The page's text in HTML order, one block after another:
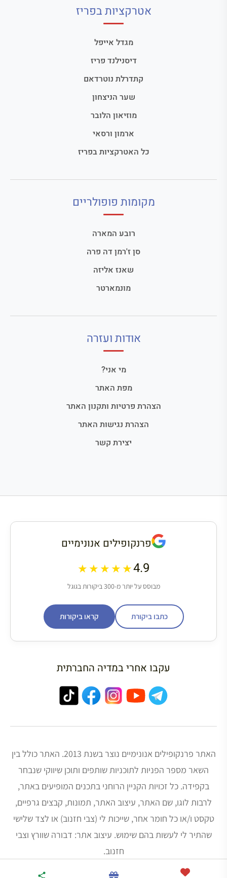
אטרקציות בפריז
מגדל אייפל
דיסנילנד פריז
קתדרלת נוטרדאם
שער הניצחון
מוזיאון הלובר
ארמון ורסאי
כל האטרקציות בפריז
מקומות פופולריים
רובע המארה
סן ז'רמן דה פרה
שאנז אליזה
מונמארטר
אודות ועזרה
מי אני?
מפת האתר
הצהרת פרטיות ותקנון האתר
הצהרת נגישות האתר
יצירת קשר
פרנקופילים אנונימיים
4.9
★★★★★
מבוסס על יותר מ-300 ביקורות בגוגל
כתבו ביקורת קראו ביקורות
עקבו אחרי במדיה החברתית
האתר פרנקופילים אנונימיים נוצר בשנת 2013. האתר כולל בין
השאר מספר הפניות לתוכניות שותפים ותוכן שיווקי שנבחר
בקפידה. כל זכויות הקניין הרוחני בתכנים המופיעים באתר,
לרבות לוגו, שם האתר, עיצוב האתר, תמונות, קבצים גרפיים,
טקסט ו/או כל חומר אחר, שייכות לי (צבי חזנוב) או לצד שלישי
שהתיר לי לעשות בהם שימוש. עיצוב אתר: דבורה שוורץ וצבי
חזנוב.